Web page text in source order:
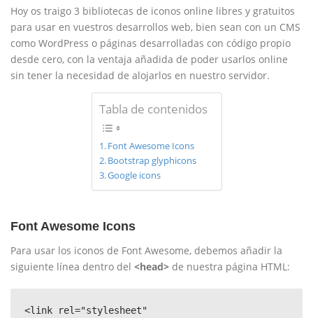
Hoy os traigo 3 bibliotecas de iconos online libres y gratuitos
para usar en vuestros desarrollos web, bien sean con un CMS
como WordPress o páginas desarrolladas con código propio
desde cero, con la ventaja añadida de poder usarlos online
sin tener la necesidad de alojarlos en nuestro servidor.
Tabla de contenidos
Font Awesome Icons
Bootstrap glyphicons
Google icons
Font Awesome Icons
Para usar los iconos de Font Awesome, debemos añadir la
siguiente línea dentro del <head> de nuestra página HTML:
<link rel="stylesheet"